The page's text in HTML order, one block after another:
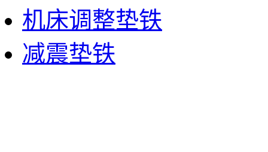
机床调整垫铁
减震垫铁